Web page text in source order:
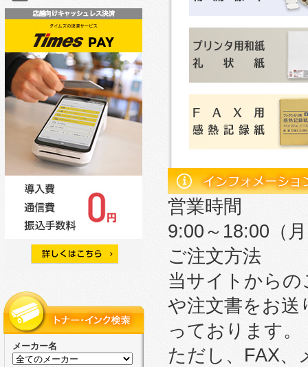
メーカー名
営業時間
9:00～18:00（
ご注文方法
当サイトから
や注文書をお送
っております。
ただし、FAX、